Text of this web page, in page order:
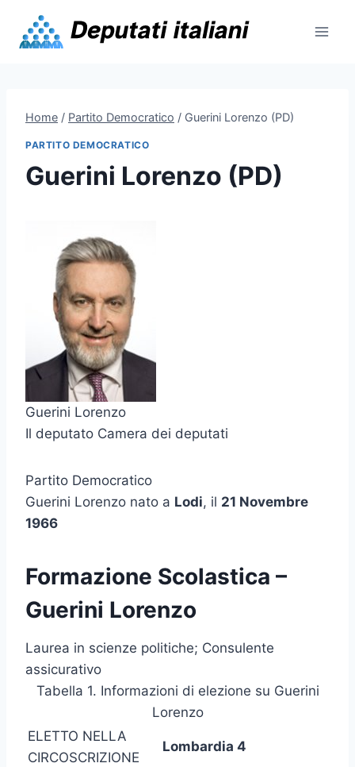
content
Home / Partito Democratico / Guerini Lorenzo (PD)
PARTITO DEMOCRATICO
Guerini Lorenzo (PD)
Guerini Lorenzo
Il deputato Camera dei deputati
Partito Democratico
Guerini Lorenzo nato a Lodi, il 21 Novembre
1966
Formazione Scolastica –
Guerini Lorenzo
Laurea in scienze politiche; Consulente
assicurativo
Tabella 1. Informazioni di elezione su Guerini
Lorenzo
ELETTO NELLA
CIRCOSCRIZIONE
Lombardia 4